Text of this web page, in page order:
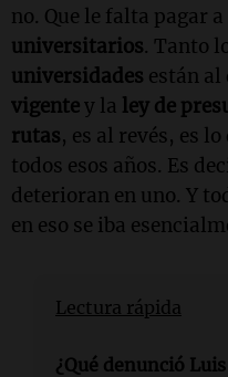
no. Que le falta pagar a
universitarios. Tanto
universidades están al
vigentey la ley de
rutas, es al revés, es
todos esos años. Es
deterioran en uno. Y
en eso se iba
Lectura rápida
¿Qué denunció